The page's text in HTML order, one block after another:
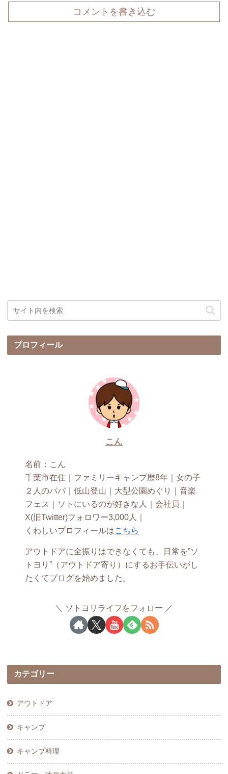
コメントを書き込む
プロフィール
こん
名前：こん
千葉市在住｜ファミリーキャンプ歴8年｜女の子
２人のパパ｜低山登山｜大型公園めぐり｜音楽
フェス｜ソトにいるのが好きな人｜会社員｜
X(旧Twitter)フォロワー3,000人｜
くわしいプロフィールはこちら
アウトドアに全振りはできなくても、日常を”ソ
トヨリ”（アウトドア寄り）にするお手伝いがし
たくてブログを始めました。
ソトヨリライフをフォロー
カテゴリー
アウトドア
キャンプ
キャンプ料理